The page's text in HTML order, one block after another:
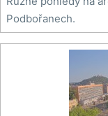
Podbořanech.